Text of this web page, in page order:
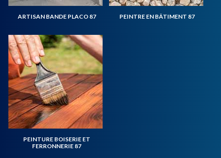
ARTISAN BANDE PLACO 87 PEINTRE EN BÂTIMENT 87
PEINTURE BOISERIE ET
FERRONNERIE 87